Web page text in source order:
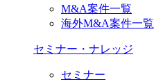
M&A案件一覧
海外M&A案件一覧
セミナー・ナレッジ
セミナー